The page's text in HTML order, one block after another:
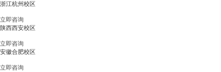
浙江杭州校区
立即咨询
陕西西安校区
立即咨询
安徽合肥校区
立即咨询